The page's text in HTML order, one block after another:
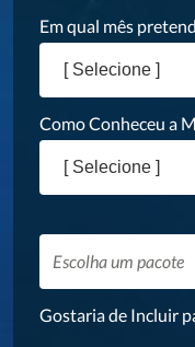
Em qual mês
Como Conheceu a
Escolha um pacote
Gostaria de Incluir